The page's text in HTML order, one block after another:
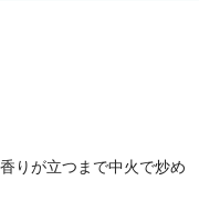
りが立つまで中火で炒め